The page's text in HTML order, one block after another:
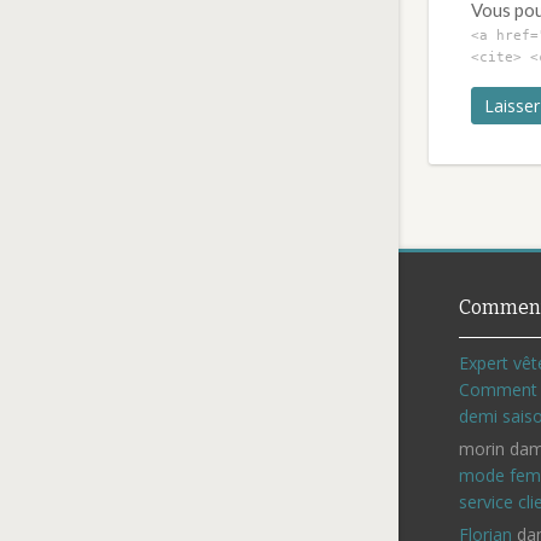
Vous
<a
<cite>
Expert
demi
morin
mode
service
Florian